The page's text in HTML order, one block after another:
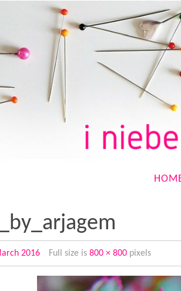
2016 Full size is800 × 800 pixels